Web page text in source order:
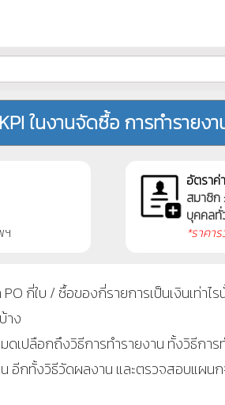
ในงานจัดซื้อ การทำราย
ฯ
อัตราค่
สมาชิก :
บุคคลทั่
*ราคา
กี่ใบ / ซื้อของกี่รายการเป็นเงินเท่า
าง
ดเปลือกถึงวิธีการทำรายงาน ทั้งวิธีกา
อีกทั้งวิธีวัดผลงาน และตรวจสอบแผนก